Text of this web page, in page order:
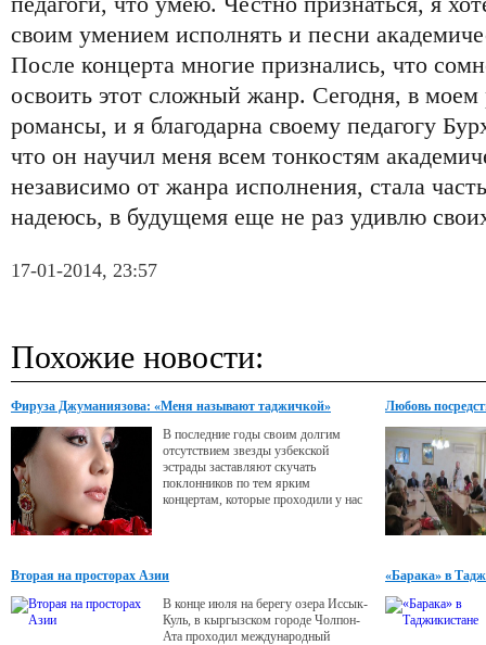
своим умением исполнять и песни
После концерта многие признались, что
освоить этот сложный жанр. Сегодня, в моем
романсы, и я благодарна своему педагогу
что он научил меня всем тонкостям
независимо от жанра исполнения, стала
надеюсь, в будущемя еще не раз удивлю
17-01-2014, 23:57
Похожие новости:
Фируза Джуманиязова: «Меня называют таджичкой»
В последние годы своим долгим
отсутствием звезды узбекской
эстрады заставляют скучать
поклонников по тем ярким
концертам, которые проходили у нас
Душанбе с единственным концертом.
Сразу же после выступления певица
любезно согласилась дать интервью
VIPzone.
Любовь
Вторая на просторах Азии
В конце июля на берегу озера Иссык-
Куль, в кыргызском городе Чолпон-
Ата проходил международный
«Барака» в